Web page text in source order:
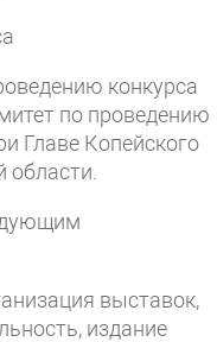
конкурса
по проведению
Главе Копейского
области.
выставок,
издание